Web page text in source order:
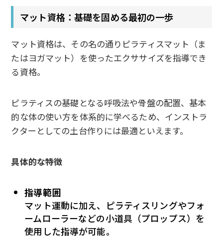
マット資格：基礎を固める最初の一歩
マット資格は、その名の通りピラティスマット（ま
たはヨガマット）を使ったエクササイズを指導でき
る資格。
ピラティスの基礎となる呼吸法や骨盤の配置、基本
的な体の使い方を体系的に学べるため、インストラ
クターとしての土台作りには最適といえます。
具体的な特徴
指導範囲
マット運動に加え、ピラティスリングやフォ
ームローラーなどの小道具（プロップス）を
使用した指導が可能。